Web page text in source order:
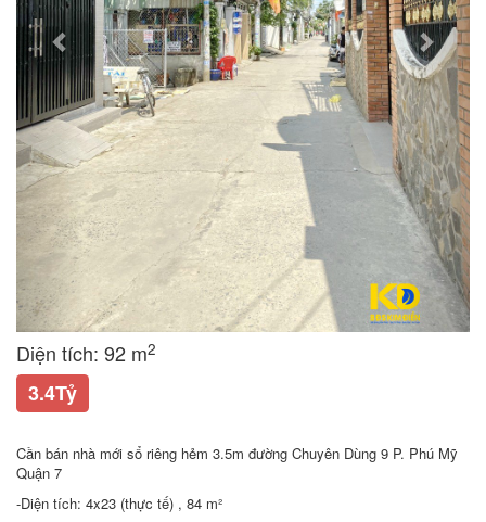
Diện tích: 92 m2
3.4Tỷ
Cần bán nhà mới sổ riêng hẻm 3.5m đường Chuyên Dùng 9 P. Phú Mỹ
Quận 7
-Diện tích: 4x23 (thực tế) , 84 m²